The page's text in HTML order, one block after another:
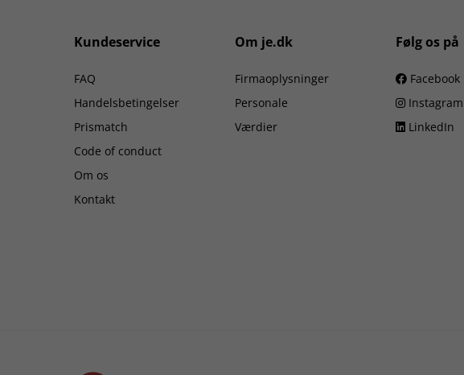
Kundeservice
FAQ
Handelsbetingelser
Prismatch
Code of conduct
Om os
Kontakt
Om je.dk
Firmaoplysninger
Personale
Værdier
Følg os på
Facebook
Instagram
LinkedIn